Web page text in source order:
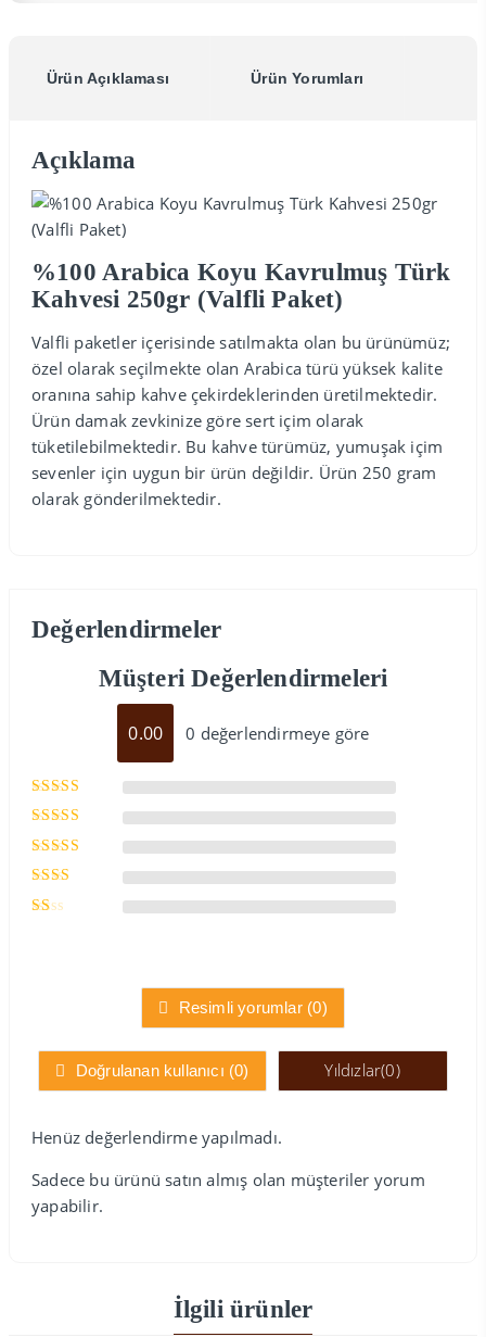
Ürün Açıklaması Ürün Yorumları
Açıklama
%100 Arabica Koyu Kavrulmuş Türk
Kahvesi 250gr (Valfli Paket)
Valfli paketler içerisinde satılmakta olan bu ürünümüz;
özel olarak seçilmekte olan Arabica türü yüksek kalite
oranına sahip kahve çekirdeklerinden üretilmektedir.
Ürün damak zevkinize göre sert içim olarak
tüketilebilmektedir. Bu kahve türümüz, yumuşak içim
sevenler için uygun bir ürün değildir. Ürün 250 gram
olarak gönderilmektedir.
Değerlendirmeler
Müşteri Değerlendirmeleri
0.00 0 değerlendirmeye göre
5 üzerinden
oy aldı
5
üzerinden
4oy aldı
5
üzerinden
3
aldı
5
üzerinden
Resimli yorumlar (0)
Doğrulanan kullanıcı (0) Yıldızlar(0)
Henüz değerlendirme yapılmadı.
Sadece bu ürünü satın almış olan müşteriler yorum
yapabilir.
İlgili ürünler